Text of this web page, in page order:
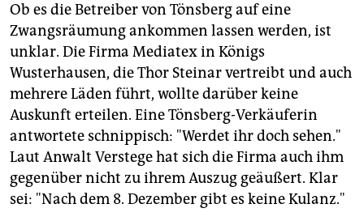
Ob es die Betreiber von Tönsberg auf eine
Zwangsräumung ankommen lassen werden, ist
unklar. Die Firma Mediatex in Königs
Wusterhausen, die Thor Steinar vertreibt und auch
mehrere Läden führt, wollte darüber keine
Auskunft erteilen. Eine Tönsberg-Verkäuferin
antwortete schnippisch: "Werdet ihr doch sehen."
Laut Anwalt Verstege hat sich die Firma auch ihm
gegenüber nicht zu ihrem Auszug geäußert. Klar
sei: "Nach dem 8. Dezember gibt es keine Kulanz."